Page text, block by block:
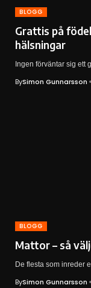
BLOGG
Grattis på
hälsningar
Ingen förväntar sig ett
BySimon Gunnarsson
BLOGG
Mattor – så
De flesta som inreder
BySimon Gunnarsson